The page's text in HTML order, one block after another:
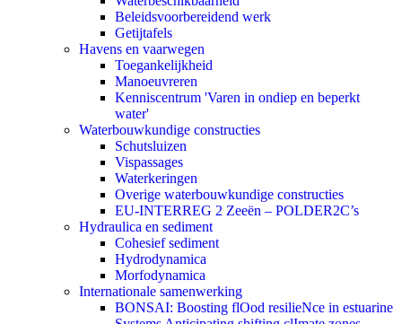
Beleidsvoorbereidend werk
Getijtafels
Havens en vaarwegen
Toegankelijkheid
Manoeuvreren
Kenniscentrum 'Varen in ondiep en beperkt
water'
Waterbouwkundige constructies
Schutsluizen
Vispassages
Waterkeringen
Overige waterbouwkundige constructies
EU-INTERREG 2 Zeeën – POLDER2C’s
Hydraulica en sediment
Cohesief sediment
Hydrodynamica
Morfodynamica
Internationale samenwerking
BONSAI: Boosting flOod resilieNce in estuarine